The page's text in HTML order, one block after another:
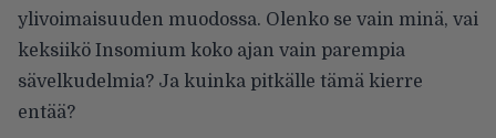
ylivoimaisuuden muodossa. Olenko se vain minä, vai
keksiikö Insomium koko ajan vain parempia
sävelkudelmia? Ja kuinka pitkälle tämä kierre
entää?